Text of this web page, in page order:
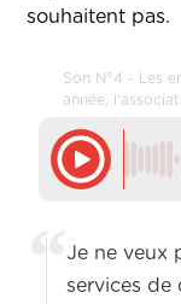
souhaitent pas.
Son N°4 - Les
année,
Je ne veux
services de